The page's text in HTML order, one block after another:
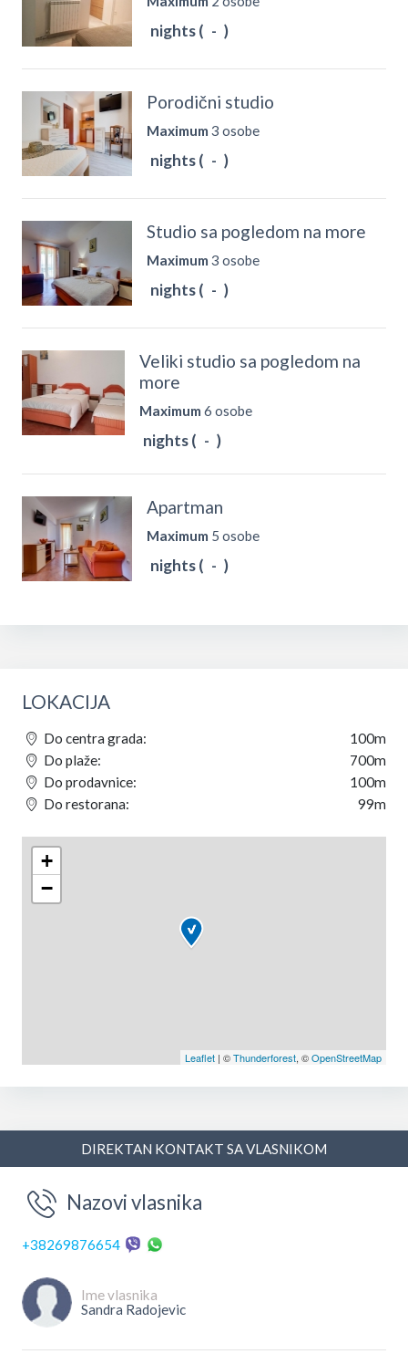
nights ( - )
Porodični studio
Maximum 3 osobe
nights ( - )
Studio sa pogledom na more
Maximum 3 osobe
nights ( - )
Veliki studio sa pogledom na
more
Maximum 6 osobe
nights ( - )
Apartman
Maximum 5 osobe
nights ( - )
LOKACIJA
Do centra grada:
100m
Do plaže:
700m
Do prodavnice:
100m
Do restorana:
99m
+
−
Leaflet | ©Thunderforest, ©OpenStreetMap
DIREKTAN KONTAKT SA VLASNIKOM
Nazovi vlasnika
+38269876654
Ime vlasnika
Sandra Radojevic